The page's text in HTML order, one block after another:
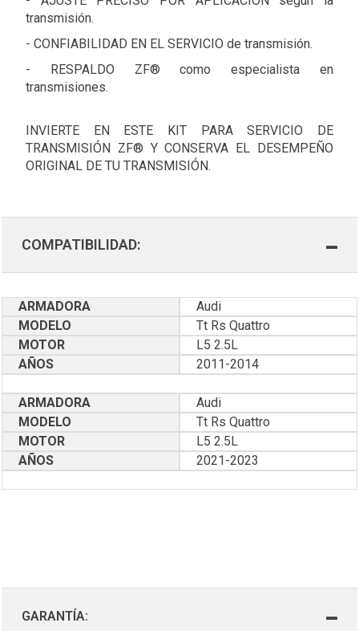
transmisión.
- CONFIABILIDAD EN EL SERVICIO de transmisión.
- RESPALDO ZF® como especialista en
transmisiones.
INVIERTE EN ESTE KIT PARA SERVICIO DE
TRANSMISIÓN ZF® Y CONSERVA EL DESEMPEÑO
ORIGINAL DE TU TRANSMISIÓN.
COMPATIBILIDAD:
ARMADORA
Audi
MODELO
Tt Rs Quattro
MOTOR
L5 2.5L
AÑOS
2011-2014
ARMADORA
Audi
MODELO
Tt Rs Quattro
MOTOR
L5 2.5L
AÑOS
2021-2023
GARANTÍA: